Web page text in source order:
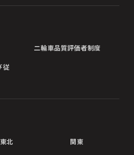
二輪車品質評価者制度
従
東北 関東